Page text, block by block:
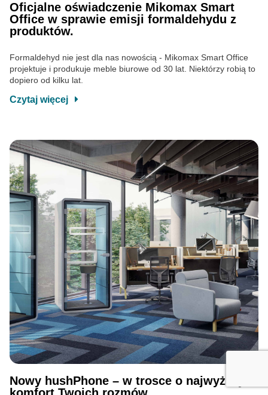
Oficjalne oświadczenie Mikomax Smart
Office w sprawie emisji formaldehydu z
produktów.
Formaldehyd nie jest dla nas nowością - Mikomax Smart Office
projektuje i produkuje meble biurowe od 30 lat. Niektórzy robią to
dopiero od kilku lat.
Czytaj więcej
Nowy hushPhone – w trosce o najwyższy